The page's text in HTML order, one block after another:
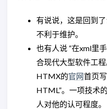
有说说，这是回到
不利于维护。
也有人说 “在xml里
合现代大型软件工程
HTMX的官网首页
HTML”。一项技术
人对他的认可程度。